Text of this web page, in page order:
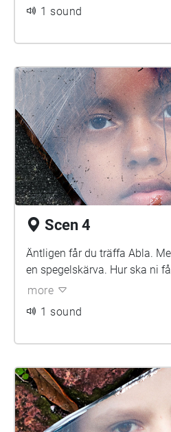
1 sound
Scen 4
Äntligen får du träffa Abla.
en spegelskärva. Hur ska ni
more
1 sound